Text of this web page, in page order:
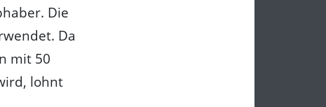
Die
Da
mit 50
lohnt